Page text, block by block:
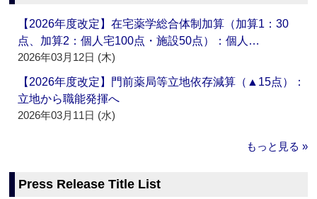
【2026年度改定】在宅薬学総合体制加算（加算1：30
点、加算2：個人宅100点・施設50点）：個人…
2026年03月12日 (木)
【2026年度改定】門前薬局等立地依存減算（▲15点）：
立地から職能発揮へ
2026年03月11日 (水)
もっと見る »
Press Release Title List